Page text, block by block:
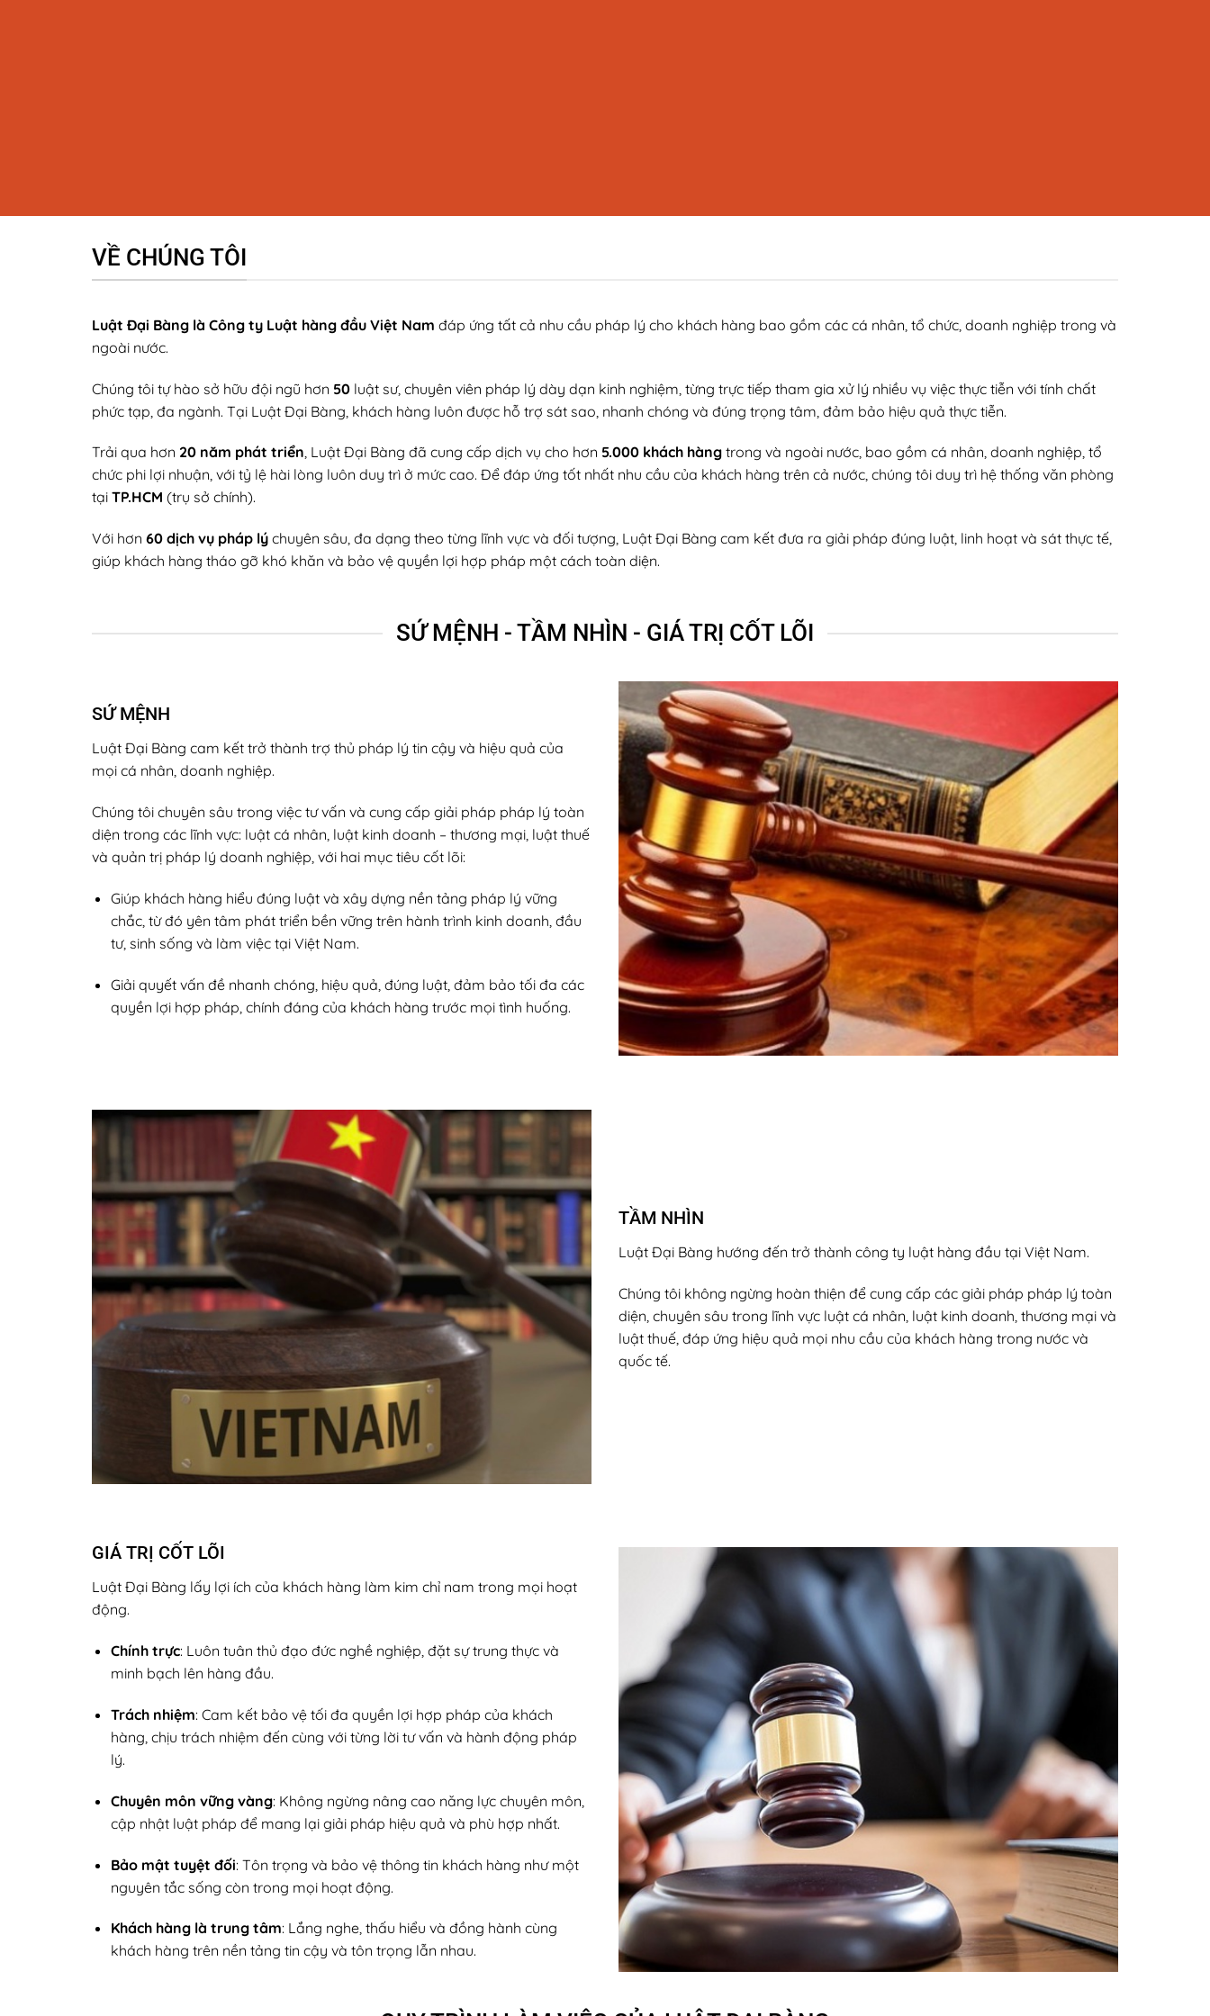
VỀ CHÚNG TÔI
Luật Đại Bàng là Công ty Luật hàng đầu Việt Nam đáp ứng tất cả nhu cầu pháp lý cho khách hàng bao gồm các cá nhân, tổ chức, doanh nghiệp trong và
ngoài nước.
Chúng tôi tự hào sở hữu đội ngũ hơn 50 luật sư, chuyên viên pháp lý dày dạn kinh nghiệm, từng trực tiếp tham gia xử lý nhiều vụ việc thực tiễn với tính chất
phức tạp, đa ngành. Tại Luật Đại Bàng, khách hàng luôn được hỗ trợ sát sao, nhanh chóng và đúng trọng tâm, đảm bảo hiệu quả thực tiễn.
Trải qua hơn 20 năm phát triển, Luật Đại Bàng đã cung cấp dịch vụ cho hơn 5.000 khách hàng trong và ngoài nước, bao gồm cá nhân, doanh nghiệp, tổ
chức phi lợi nhuận, với tỷ lệ hài lòng luôn duy trì ở mức cao. Để đáp ứng tốt nhất nhu cầu của khách hàng trên cả nước, chúng tôi duy trì hệ thống văn phòng
tại TP.HCM (trụ sở chính).
Với hơn 60 dịch vụ pháp lý chuyên sâu, đa dạng theo từng lĩnh vực và đối tượng, Luật Đại Bàng cam kết đưa ra giải pháp đúng luật, linh hoạt và sát thực tế,
giúp khách hàng tháo gỡ khó khăn và bảo vệ quyền lợi hợp pháp một cách toàn diện.
SỨ MỆNH - TẦM NHÌN - GIÁ TRỊ CỐT LÕI
SỨ MỆNH
Luật Đại Bàng cam kết trở thành trợ thủ pháp lý tin cậy và hiệu quả của
mọi cá nhân, doanh nghiệp.
Chúng tôi chuyên sâu trong việc tư vấn và cung cấp giải pháp pháp lý toàn
diện trong các lĩnh vực: luật cá nhân, luật kinh doanh – thương mại, luật thuế
và quản trị pháp lý doanh nghiệp, với hai mục tiêu cốt lõi:
Giúp khách hàng hiểu đúng luật và xây dựng nền tảng pháp lý vững
chắc, từ đó yên tâm phát triển bền vững trên hành trình kinh doanh, đầu
tư, sinh sống và làm việc tại Việt Nam.
Giải quyết vấn đề nhanh chóng, hiệu quả, đúng luật, đảm bảo tối đa các
quyền lợi hợp pháp, chính đáng của khách hàng trước mọi tình huống.
TẦM NHÌN
Luật Đại Bàng hướng đến trở thành công ty luật hàng đầu tại Việt Nam.
Chúng tôi không ngừng hoàn thiện để cung cấp các giải pháp pháp lý toàn
diện, chuyên sâu trong lĩnh vực luật cá nhân, luật kinh doanh, thương mại và
luật thuế, đáp ứng hiệu quả mọi nhu cầu của khách hàng trong nước và
quốc tế.
GIÁ TRỊ CỐT LÕI
Luật Đại Bàng lấy lợi ích của khách hàng làm kim chỉ nam trong mọi hoạt
động.
Chính trực: Luôn tuân thủ đạo đức nghề nghiệp, đặt sự trung thực và
minh bạch lên hàng đầu.
Trách nhiệm: Cam kết bảo vệ tối đa quyền lợi hợp pháp của khách
hàng, chịu trách nhiệm đến cùng với từng lời tư vấn và hành động pháp
lý.
Chuyên môn vững vàng: Không ngừng nâng cao năng lực chuyên môn,
cập nhật luật pháp để mang lại giải pháp hiệu quả và phù hợp nhất.
Bảo mật tuyệt đối: Tôn trọng và bảo vệ thông tin khách hàng như một
nguyên tắc sống còn trong mọi hoạt động.
Khách hàng là trung tâm: Lắng nghe, thấu hiểu và đồng hành cùng
khách hàng trên nền tảng tin cậy và tôn trọng lẫn nhau.